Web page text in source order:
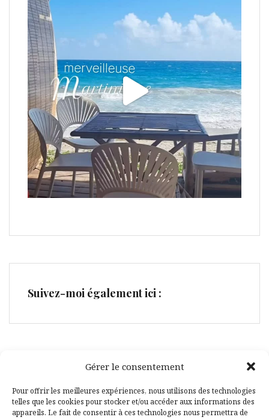
Gérer le consentement
Pour offrir les meilleures expériences, nous utilisons des technologies
telles que les cookies pour stocker et/ou accéder aux informations des
appareils. Le fait de consentir à ces technologies nous permettra de
Suivez-moi également ici :
Facebook
Pinterest